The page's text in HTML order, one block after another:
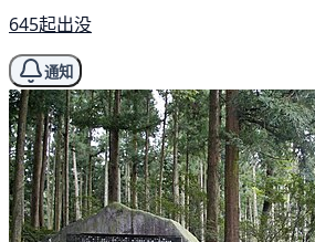
645起出没
通知